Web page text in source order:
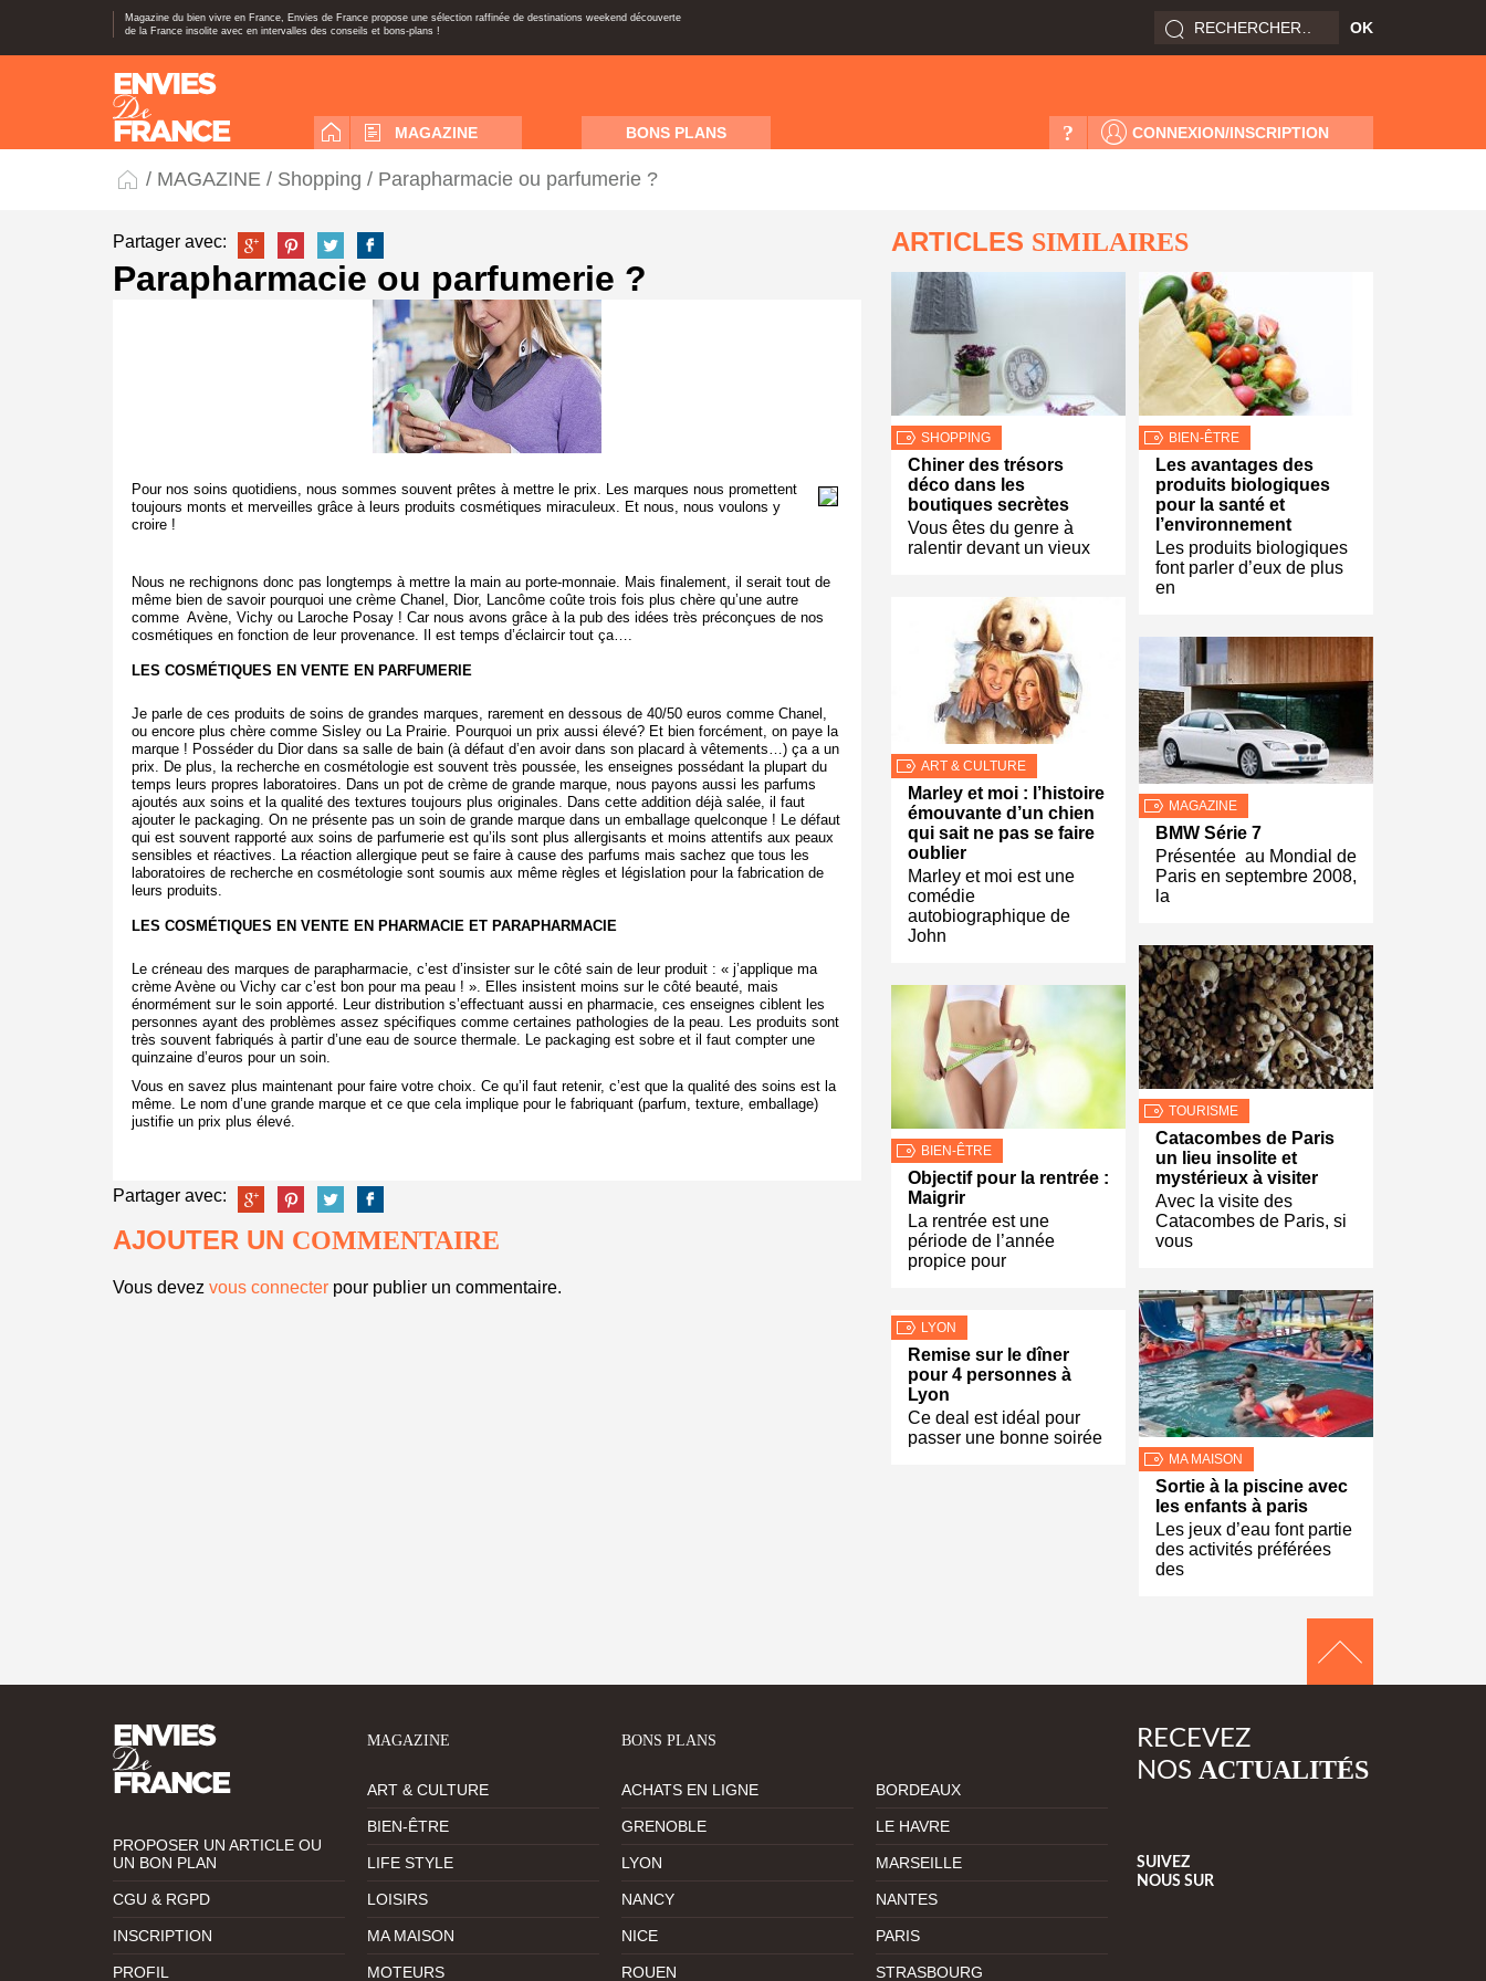
Magazine du bien vivre en France, Envies de France propose une sélection raffinée de destinations weekend découverte
de la France insolite avec en intervalles des conseils et bons-plans !
MAGAZINE BONS PLANS CONNEXION/INSCRIPTION
?
/ MAGAZINE / Shopping / Parapharmacie ou parfumerie ?
Partager avec:
Parapharmacie ou parfumerie ?
Pour nos soins quotidiens, nous sommes souvent prêtes à mettre le prix. Les marques nous promettent
toujours monts et merveilles grâce à leurs produits cosmétiques miraculeux. Et nous, nous voulons y
croire !
Nous ne rechignons donc pas longtemps à mettre la main au porte-monnaie. Mais finalement, il serait tout de
même bien de savoir pourquoi une crème Chanel, Dior, Lancôme coûte trois fois plus chère qu’une autre
comme Avène, Vichy ou Laroche Posay ! Car nous avons grâce à la pub des idées très préconçues de nos
cosmétiques en fonction de leur provenance. Il est temps d’éclaircir tout ça….
LES COSMÉTIQUES EN VENTE EN PARFUMERIE
Je parle de ces produits de soins de grandes marques, rarement en dessous de 40/50 euros comme Chanel,
ou encore plus chère comme Sisley ou La Prairie. Pourquoi un prix aussi élevé? Et bien forcément, on paye la
marque ! Posséder du Dior dans sa salle de bain (à défaut d’en avoir dans son placard à vêtements…) ça a un
prix. De plus, la recherche en cosmétologie est souvent très poussée, les enseignes possédant la plupart du
temps leurs propres laboratoires. Dans un pot de crème de grande marque, nous payons aussi les parfums
ajoutés aux soins et la qualité des textures toujours plus originales. Dans cette addition déjà salée, il faut
ajouter le packaging. On ne présente pas un soin de grande marque dans un emballage quelconque ! Le défaut
qui est souvent rapporté aux soins de parfumerie est qu’ils sont plus allergisants et moins attentifs aux peaux
sensibles et réactives. La réaction allergique peut se faire à cause des parfums mais sachez que tous les
laboratoires de recherche en cosmétologie sont soumis aux même règles et législation pour la fabrication de
leurs produits.
LES COSMÉTIQUES EN VENTE EN PHARMACIE ET PARAPHARMACIE
Le créneau des marques de parapharmacie, c’est d’insister sur le côté sain de leur produit : « j’applique ma
crème Avène ou Vichy car c’est bon pour ma peau ! ». Elles insistent moins sur le côté beauté, mais
énormément sur le soin apporté. Leur distribution s’effectuant aussi en pharmacie, ces enseignes ciblent les
personnes ayant des problèmes assez spécifiques comme certaines pathologies de la peau. Les produits sont
très souvent fabriqués à partir d’une eau de source thermale. Le packaging est sobre et il faut compter une
quinzaine d’euros pour un soin.
Vous en savez plus maintenant pour faire votre choix. Ce qu’il faut retenir, c’est que la qualité des soins est la
même. Le nom d’une grande marque et ce que cela implique pour le fabriquant (parfum, texture, emballage)
justifie un prix plus élevé.
Partager avec:
AJOUTER UN COMMENTAIRE
Vous devez vous connecter pour publier un commentaire.
ARTICLES SIMILAIRES
SHOPPING
Chiner des trésors
déco dans les
boutiques secrètes
Vous êtes du genre à
ralentir devant un vieux
ART & CULTURE
Marley et moi : l’histoire
émouvante d’un chien
qui sait ne pas se faire
oublier
Marley et moi est une
comédie
autobiographique de
John
BIEN-ÊTRE
Objectif pour la rentrée :
Maigrir
La rentrée est une
période de l’année
propice pour
LYON
Remise sur le dîner
pour 4 personnes à
Lyon
Ce deal est idéal pour
passer une bonne soirée
BIEN-ÊTRE
Les avantages des
produits biologiques
pour la santé et
l’environnement
Les produits biologiques
font parler d’eux de plus
en
MAGAZINE
BMW Série 7
Présentée au Mondial de
Paris en septembre 2008,
la
TOURISME
Catacombes de Paris
un lieu insolite et
mystérieux à visiter
Avec la visite des
Catacombes de Paris, si
vous
MA MAISON
Sortie à la piscine avec
les enfants à paris
Les jeux d’eau font partie
des activités préférées
des
PROPOSER UN ARTICLE OU
UN BON PLAN
CGU & RGPD
INSCRIPTION
PROFIL
MAGAZINE
ART & CULTURE
BIEN-ÊTRE
LIFE STYLE
LOISIRS
MA MAISON
MOTEURS
BONS PLANS
ACHATS EN LIGNE BORDEAUX
GRENOBLE LE HAVRE
LYON MARSEILLE
NANCY NANTES
NICE PARIS
ROUEN STRASBOURG
RECEVEZ
NOS ACTUALITÉS
SUIVEZ
NOUS SUR